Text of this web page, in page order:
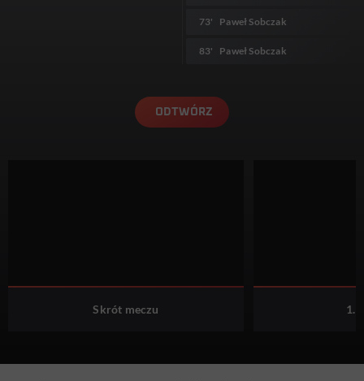
Paweł Sobczak
73'
Paweł Sobczak
83'
ODTWÓRZ
Skrót meczu 1.